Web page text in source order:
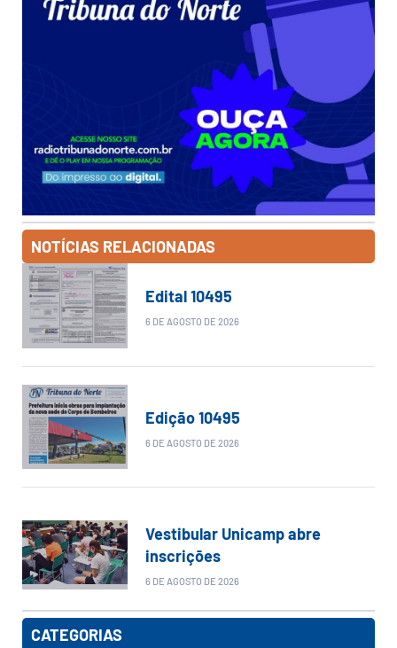
NOTÍCIAS RELACIONADAS
Edital 10495
6 DE AGOSTO DE 2026
Edição 10495
6 DE AGOSTO DE 2026
Vestibular Unicamp abre
inscrições
6 DE AGOSTO DE 2026
CATEGORIAS